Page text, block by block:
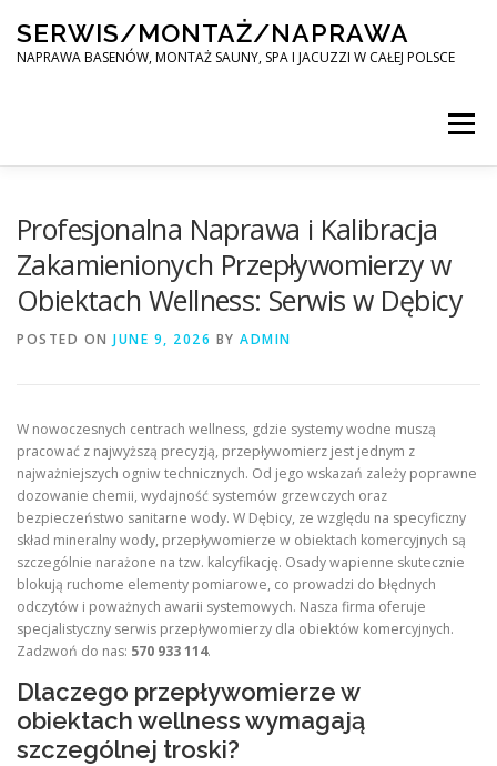
content
SERWIS/MONTAŻ/NAPRAWA
NAPRAWA BASENÓW, MONTAŻ SAUNY, SPA I JACUZZI W CAŁEJ POLSCE
Menu
MONTAŻ SAUNY, SPA, JACUZI W CAŁEJ POLSCE
Profesjonalna Naprawa i Kalibracja
Zakamienionych Przepływomierzy w
Obiektach Wellness: Serwis w Dębicy
POSTED ON JUNE 9, 2026 BY ADMIN
W nowoczesnych centrach wellness, gdzie systemy wodne muszą
pracować z najwyższą precyzją, przepływomierz jest jednym z
najważniejszych ogniw technicznych. Od jego wskazań zależy poprawne
dozowanie chemii, wydajność systemów grzewczych oraz
bezpieczeństwo sanitarne wody. W Dębicy, ze względu na specyficzny
skład mineralny wody, przepływomierze w obiektach komercyjnych są
szczególnie narażone na tzw. kalcyfikację. Osady wapienne skutecznie
blokują ruchome elementy pomiarowe, co prowadzi do błędnych
odczytów i poważnych awarii systemowych. Nasza firma oferuje
specjalistyczny serwis przepływomierzy dla obiektów komercyjnych.
Zadzwoń do nas: 570 933 114.
Dlaczego przepływomierze w
obiektach wellness wymagają
szczególnej troski?